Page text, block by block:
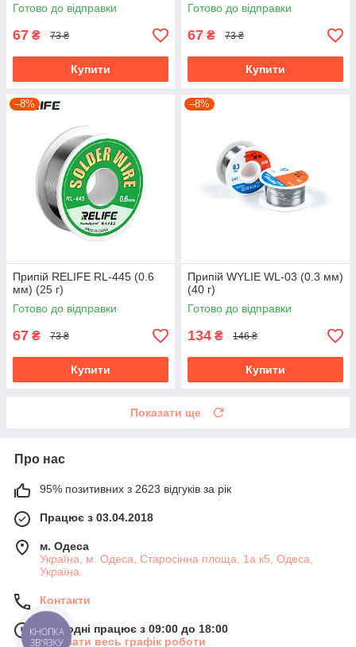
Готово до відправки
67 ₴ 73 ₴
Купити
Готово до відправки
67 ₴ 73 ₴
Купити
–8%
Припій RELIFE RL-445 (0.6
мм) (25 г)
Готово до відправки
67 ₴ 73 ₴
Купити
–8%
Припій WYLIE WL-03 (0.3 мм)
(40 г)
Готово до відправки
134 ₴ 146 ₴
Купити
Показати ще
Про нас
95% позитивних з 2623 відгуків за рік
Працює з 03.04.2018
м. Одеса
Україна, м. Одеса, Старосінна площа, 1а к5, Одеса,
Україна
Контакти
Сьогодні працює з 09:00 до 18:00
Показати весь графік роботи
КНОПКА
ЗВ'ЯЗКУ